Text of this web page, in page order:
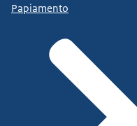
Papiamento